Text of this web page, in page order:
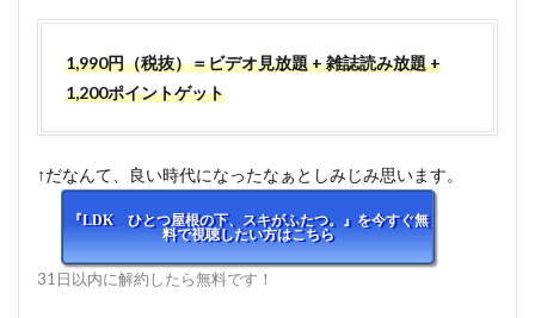
1,990円（税抜）＝ビデオ見放題 + 雑誌読み放題 +
1,200ポイントゲット
↑だなんて、良い時代になったなぁとしみじみ思います。
『LDK ひとつ屋根の下、スキがふたつ。』を今すぐ無
料で視聴したい方はこちら
31日以内に解約したら無料です！